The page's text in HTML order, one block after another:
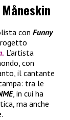
Måneskin
con Funny
L’artista
con
il cantante
tra le
, in cui ha
ma anche